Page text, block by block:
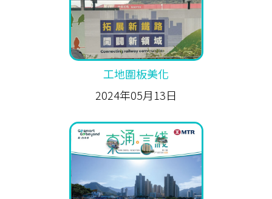
工地圍板美化
2024年05月13日